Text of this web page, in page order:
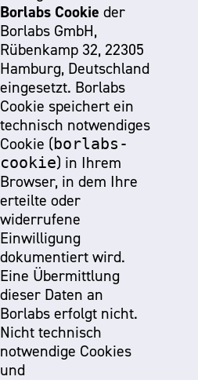
Borlabs Cookie der
Borlabs GmbH,
Rübenkamp 32, 22305
Hamburg, Deutschland
eingesetzt. Borlabs
Cookie speichert ein
technisch notwendiges
Cookie (borlabs-
cookie) in Ihrem
Browser, in dem Ihre
erteilte oder
widerrufene
Einwilligung
dokumentiert wird.
Eine Übermittlung
dieser Daten an
Borlabs erfolgt nicht.
Nicht technisch
notwendige Cookies
und